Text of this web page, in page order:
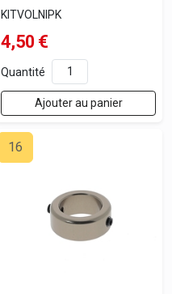
KITVOLNIPK
4,50 €
Quantité
Ajouter au panier
16